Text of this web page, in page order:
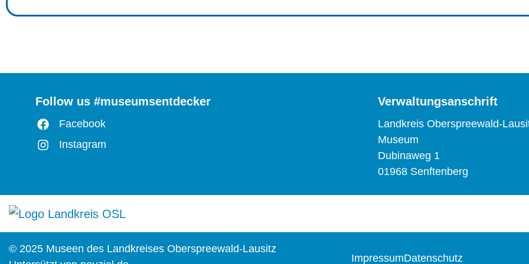
Follow us #museumsentdecker
Facebook
Instagram
Verwaltungsanschrift
Landkreis Oberspreewald-
Museum
Dubinaweg 1
01968 Senftenberg
© 2025 Museen des Landkreises Oberspreewald-Lausitz
ImpressumDatenschutz